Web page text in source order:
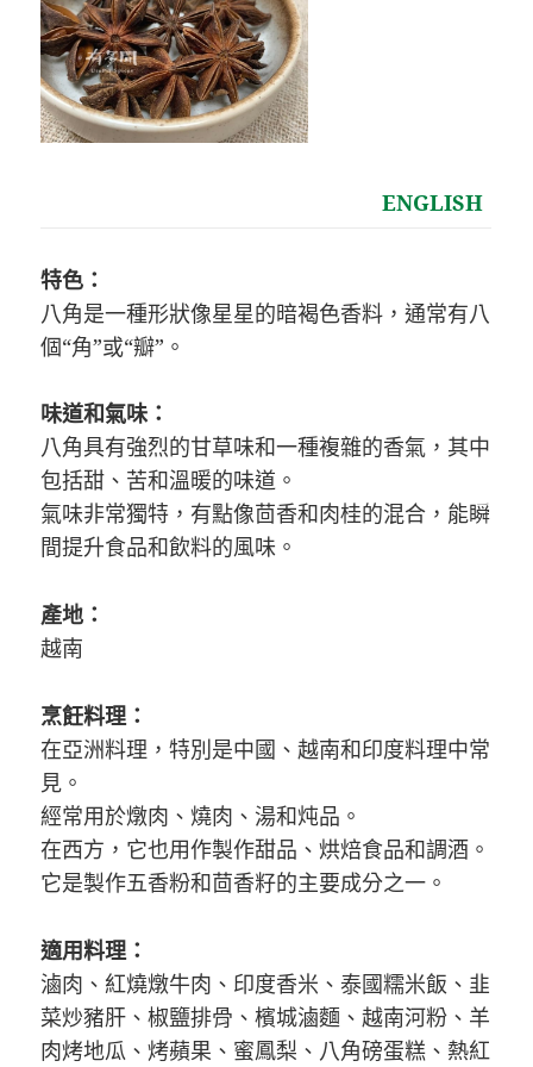
ENGLISH
特色：
八角是一種形狀像星星的暗褐色香料，通常有八
個“角”或“瓣”。
味道和氣味：
八角具有強烈的甘草味和一種複雜的香氣，其中
包括甜、苦和溫暖的味道。
氣味非常獨特，有點像茴香和肉桂的混合，能瞬
間提升食品和飲料的風味。
產地：
越南
烹飪料理：
在亞洲料理，特別是中國、越南和印度料理中常
見。
經常用於燉肉、燒肉、湯和炖品。
在西方，它也用作製作甜品、烘焙食品和調酒。
它是製作五香粉和茴香籽的主要成分之一。
適用料理：
滷肉、紅燒燉牛肉、印度香米、泰國糯米飯、韭
菜炒豬肝、椒鹽排骨、檳城滷麵、越南河粉、羊
肉烤地瓜、烤蘋果、蜜鳳梨、八角磅蛋糕、熱紅